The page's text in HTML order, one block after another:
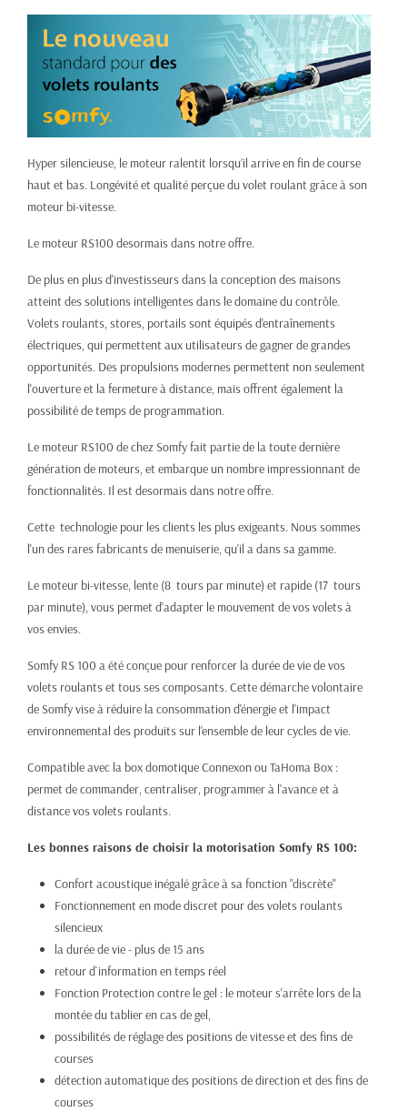
Hyper silencieuse, le moteur ralentit lorsqu’il arrive en fin de course
haut et bas. Longévité et qualité perçue du volet roulant grâce à son
moteur bi-vitesse.
Le moteur RS100 desormais dans notre offre.
De plus en plus d'investisseurs dans la conception des maisons
atteint des solutions intelligentes dans le domaine du contrôle.
Volets roulants, stores, portails sont équipés d'entraînements
électriques, qui permettent aux utilisateurs de gagner de grandes
opportunités. Des propulsions modernes permettent non seulement
l'ouverture et la fermeture à distance, mais offrent également la
possibilité de temps de programmation.
Le moteur RS100 de chez Somfy fait partie de la toute dernière
génération de moteurs, et embarque un nombre impressionnant de
fonctionnalités. Il est desormais dans notre offre.
Cette technologie pour les clients les plus exigeants. Nous sommes
l'un des rares fabricants de menuiserie, qu'il a dans sa gamme.
Le moteur bi-vitesse, lente (8 tours par minute) et rapide (17 tours
par minute), vous permet d'adapter le mouvement de vos volets à
vos envies.
Somfy RS 100 a été conçue pour renforcer la durée de vie de vos
volets roulants et tous ses composants. Cette démarche volontaire
de Somfy vise à réduire la consommation d'énergie et l'impact
environnemental des produits sur l'ensemble de leur cycles de vie.
Compatible avec la box domotique Connexon ou TaHoma Box :
permet de commander, centraliser, programmer à l'avance et à
distance vos volets roulants.
Les bonnes raisons de choisir la motorisation Somfy RS 100:
Confort acoustique inégalé grâce à sa fonction "discrète"
Fonctionnement en mode discret pour des volets roulants
silencieux
la durée de vie - plus de 15 ans
retour d`information en temps réel
Fonction Protection contre le gel : le moteur s'arrête lors de la
montée du tablier en cas de gel,
possibilités de réglage des positions de vitesse et des fins de
courses
détection automatique des positions de direction et des fins de
courses